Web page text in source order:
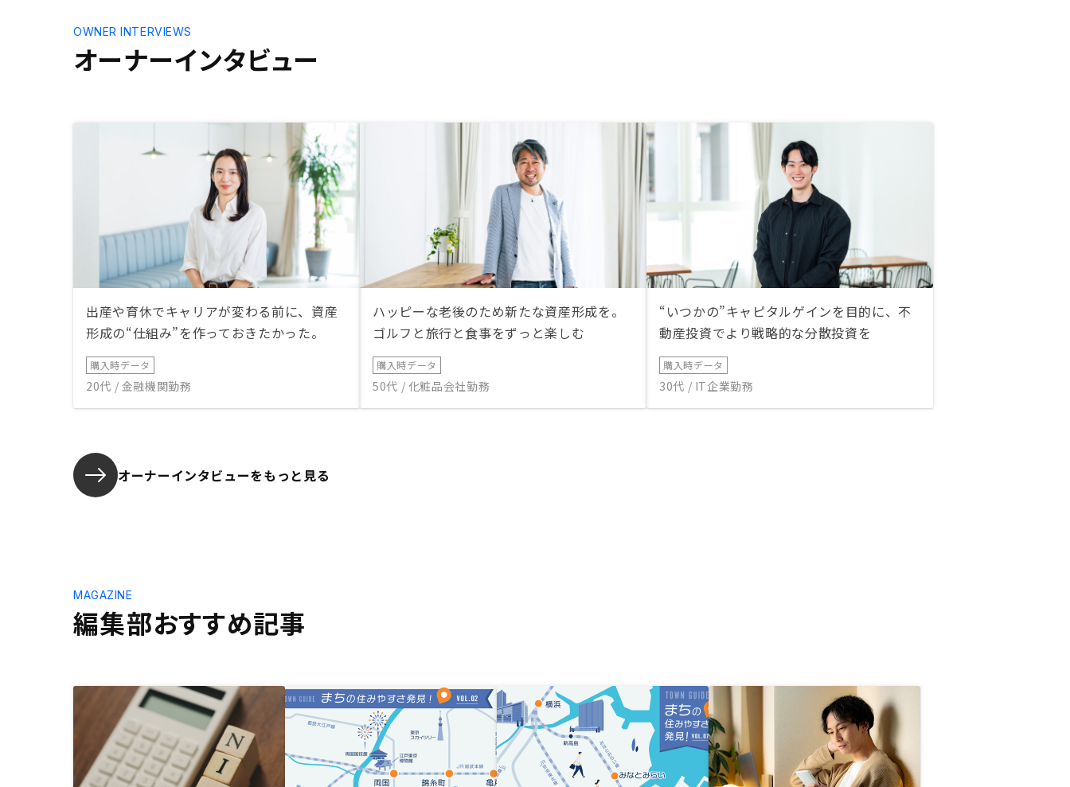
オーナーインタビュー
OWNER INTERVIEWS
出産や育休でキャリアが変わる前に、資産
形成の“仕組み”を作っておきたかった。
購入時データ
20代 / 金融機関勤務
ハッピーな老後のため新たな資産形成を。
ゴルフと旅行と食事をずっと楽しむ
購入時データ
50代 / 化粧品会社勤務
“いつかの”キャピタルゲインを目的に、不
動産投資でより戦略的な分散投資を
購入時データ
30代 / IT企業勤務
オーナーインタビューをもっと見る
編集部おすすめ記事
MAGAZINE